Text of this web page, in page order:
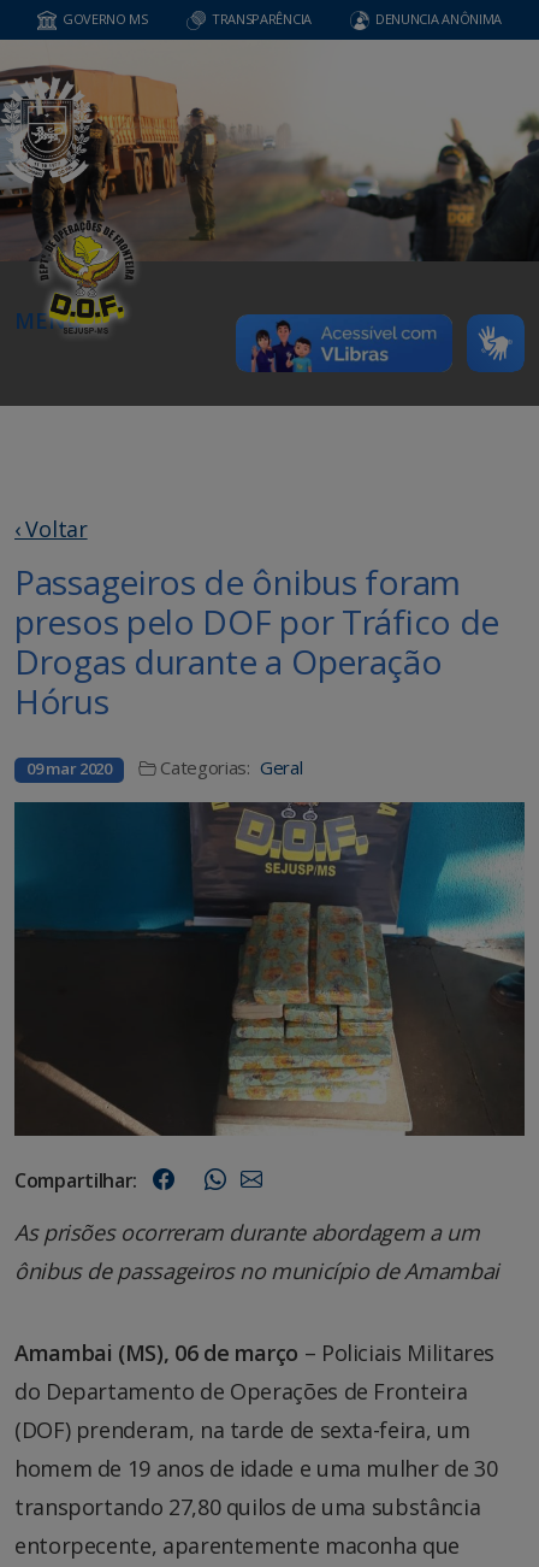
GOVERNO MS TRANSPARÊNCIA DENUNCIA ANÔNIMA
MENU
‹ Voltar
Passageiros de ônibus foram
presos pelo DOF por Tráfico de
Drogas durante a Operação
Hórus
09 mar 2020 Categorias: Geral
Compartilhar:
As prisões ocorreram durante abordagem a um
ônibus de passageiros no município de Amambai
Amambai (MS), 06 de março – Policiais Militares
do Departamento de Operações de Fronteira
(DOF) prenderam, na tarde de sexta-feira, um
homem de 19 anos de idade e uma mulher de 30
transportando 27,80 quilos de uma substância
entorpecente, aparentemente maconha que